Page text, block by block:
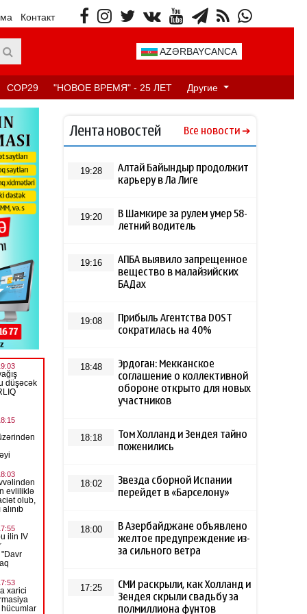
Контакт
AZƏRBAYCANCA
COP29 "НОВОЕ ВРЕМЯ" - 25 ЛЕТ Другие
Лента новостей Все новости
19:28
Алтай Байындыр продолжит
карьеру в Ла Лиге
19:20
В Шамкире за рулем умер 58-
летний водитель
19:16
АПБА выявило запрещенное
вещество в малайзийских
БАДах
19:08
Прибыль Агентства DOST
сократилась на 40%
18:48
Эрдоган: Мекканское
соглашение о коллективной
обороне открыто для новых
участников
18:18
Том Холланд и Зендея тайно
поженились
18:02
Звезда сборной Испании
перейдет в «Барселону»
18:00
В Азербайджане объявлено
желтое предупреждение из-
за сильного ветра
17:25
СМИ раскрыли, как Холланд и
Зендея скрыли свадьбу за
полмиллиона фунтов